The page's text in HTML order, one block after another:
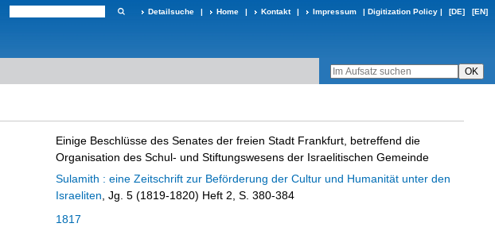
Detailsuche | Home | Kontakt | Impressum | Digitization Policy | [DE] [EN]
Einige Beschlüsse des Senates der freien Stadt Frankfurt, betreffend die
Organisation des Schul- und Stiftungswesens der Israelitischen Gemeinde
Sulamith : eine Zeitschrift zur Beförderung der Cultur und Humanität unter den
Israeliten , Jg. 5 (1819-1820) Heft 2, S. 380-384
1817